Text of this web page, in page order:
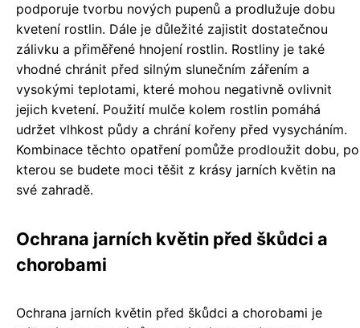
podporuje tvorbu nových pupenů a prodlužuje dobu
kvetení rostlin. Dále je důležité zajistit dostatečnou
zálivku a přiměřené hnojení rostlin. Rostliny je také
vhodné chránit před silným slunečním zářením a
vysokými teplotami, které mohou negativně ovlivnit
jejich kvetení. Použití mulče kolem rostlin pomáhá
udržet vlhkost půdy a chrání kořeny před vysycháním.
Kombinace těchto opatření pomůže prodloužit dobu, po
kterou se budete moci těšit z krásy jarních květin na
své zahradě.
Ochrana jarních květin před škůdci a
chorobami
Ochrana jarních květin před škůdci a chorobami je